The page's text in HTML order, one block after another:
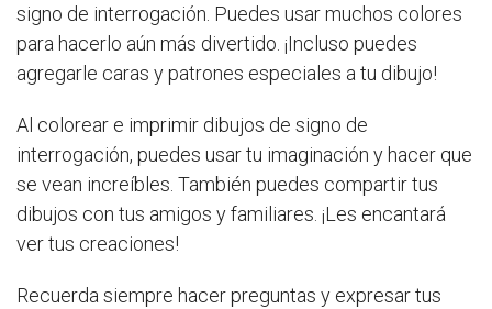
signo de interrogación. Puedes usar muchos colores
para hacerlo aún más divertido. ¡Incluso puedes
agregarle caras y patrones especiales a tu dibujo!
Al colorear e imprimir dibujos de signo de
interrogación, puedes usar tu imaginación y hacer que
se vean increíbles. También puedes compartir tus
dibujos con tus amigos y familiares. ¡Les encantará
ver tus creaciones!
Recuerda siempre hacer preguntas y expresar tus